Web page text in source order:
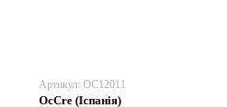
Артикул: OC12011
OcCre (Іспанія)